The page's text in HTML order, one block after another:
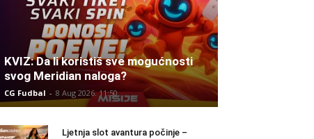
KVIZ: Da li koristiš sve mogućnosti
svog Meridian naloga?
CG Fudbal - 8 Aug 2026. 11:50
Ljetnja slot avantura počinje –